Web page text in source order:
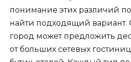
понимание этих различий
найти подходящий вариант.
город может предложить
от больших сетевых